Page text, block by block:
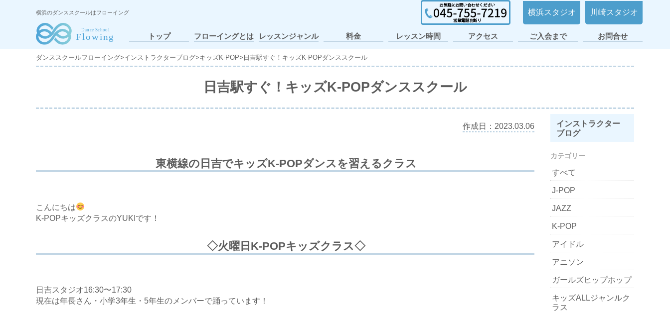
横浜のダンススクールはフローイング 横浜スタジオ 川崎スタジオ
トップ フローイングとは
レッスンジャンル
ップ
ション
張レッスン
料金 レッスン時間
アクセス
ご入会まで お問合せ
ダンススクールフローイング>インストラクターブログ>キッズK-POP> 日吉駅すぐ！キッズK-POPダンススクール
日吉駅すぐ！キッズK-POPダンススクール
作成日：2023.03.06
東横線の日吉でキッズK-POPダンスを習えるクラス
こんにちは
K-POPキッズクラスのYUKIです！
◇火曜日K-POPキッズクラス◇
日吉スタジオ16:30〜17:30
現在は年長さん・小学3年生・5年生のメンバーで踊っています！
インストラクター
ブログ
カテゴリー
すべて
J-POP
JAZZ
K-POP
アイドル
アニソン
ガールズヒップホップ
キッズALLジャンルク
ラス